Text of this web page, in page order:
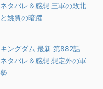
ネタバレ＆感想 三軍の敗北
と姚賈の暗躍
キングダム 最新 第882話
ネタバレ＆感想 想定外の軍
勢